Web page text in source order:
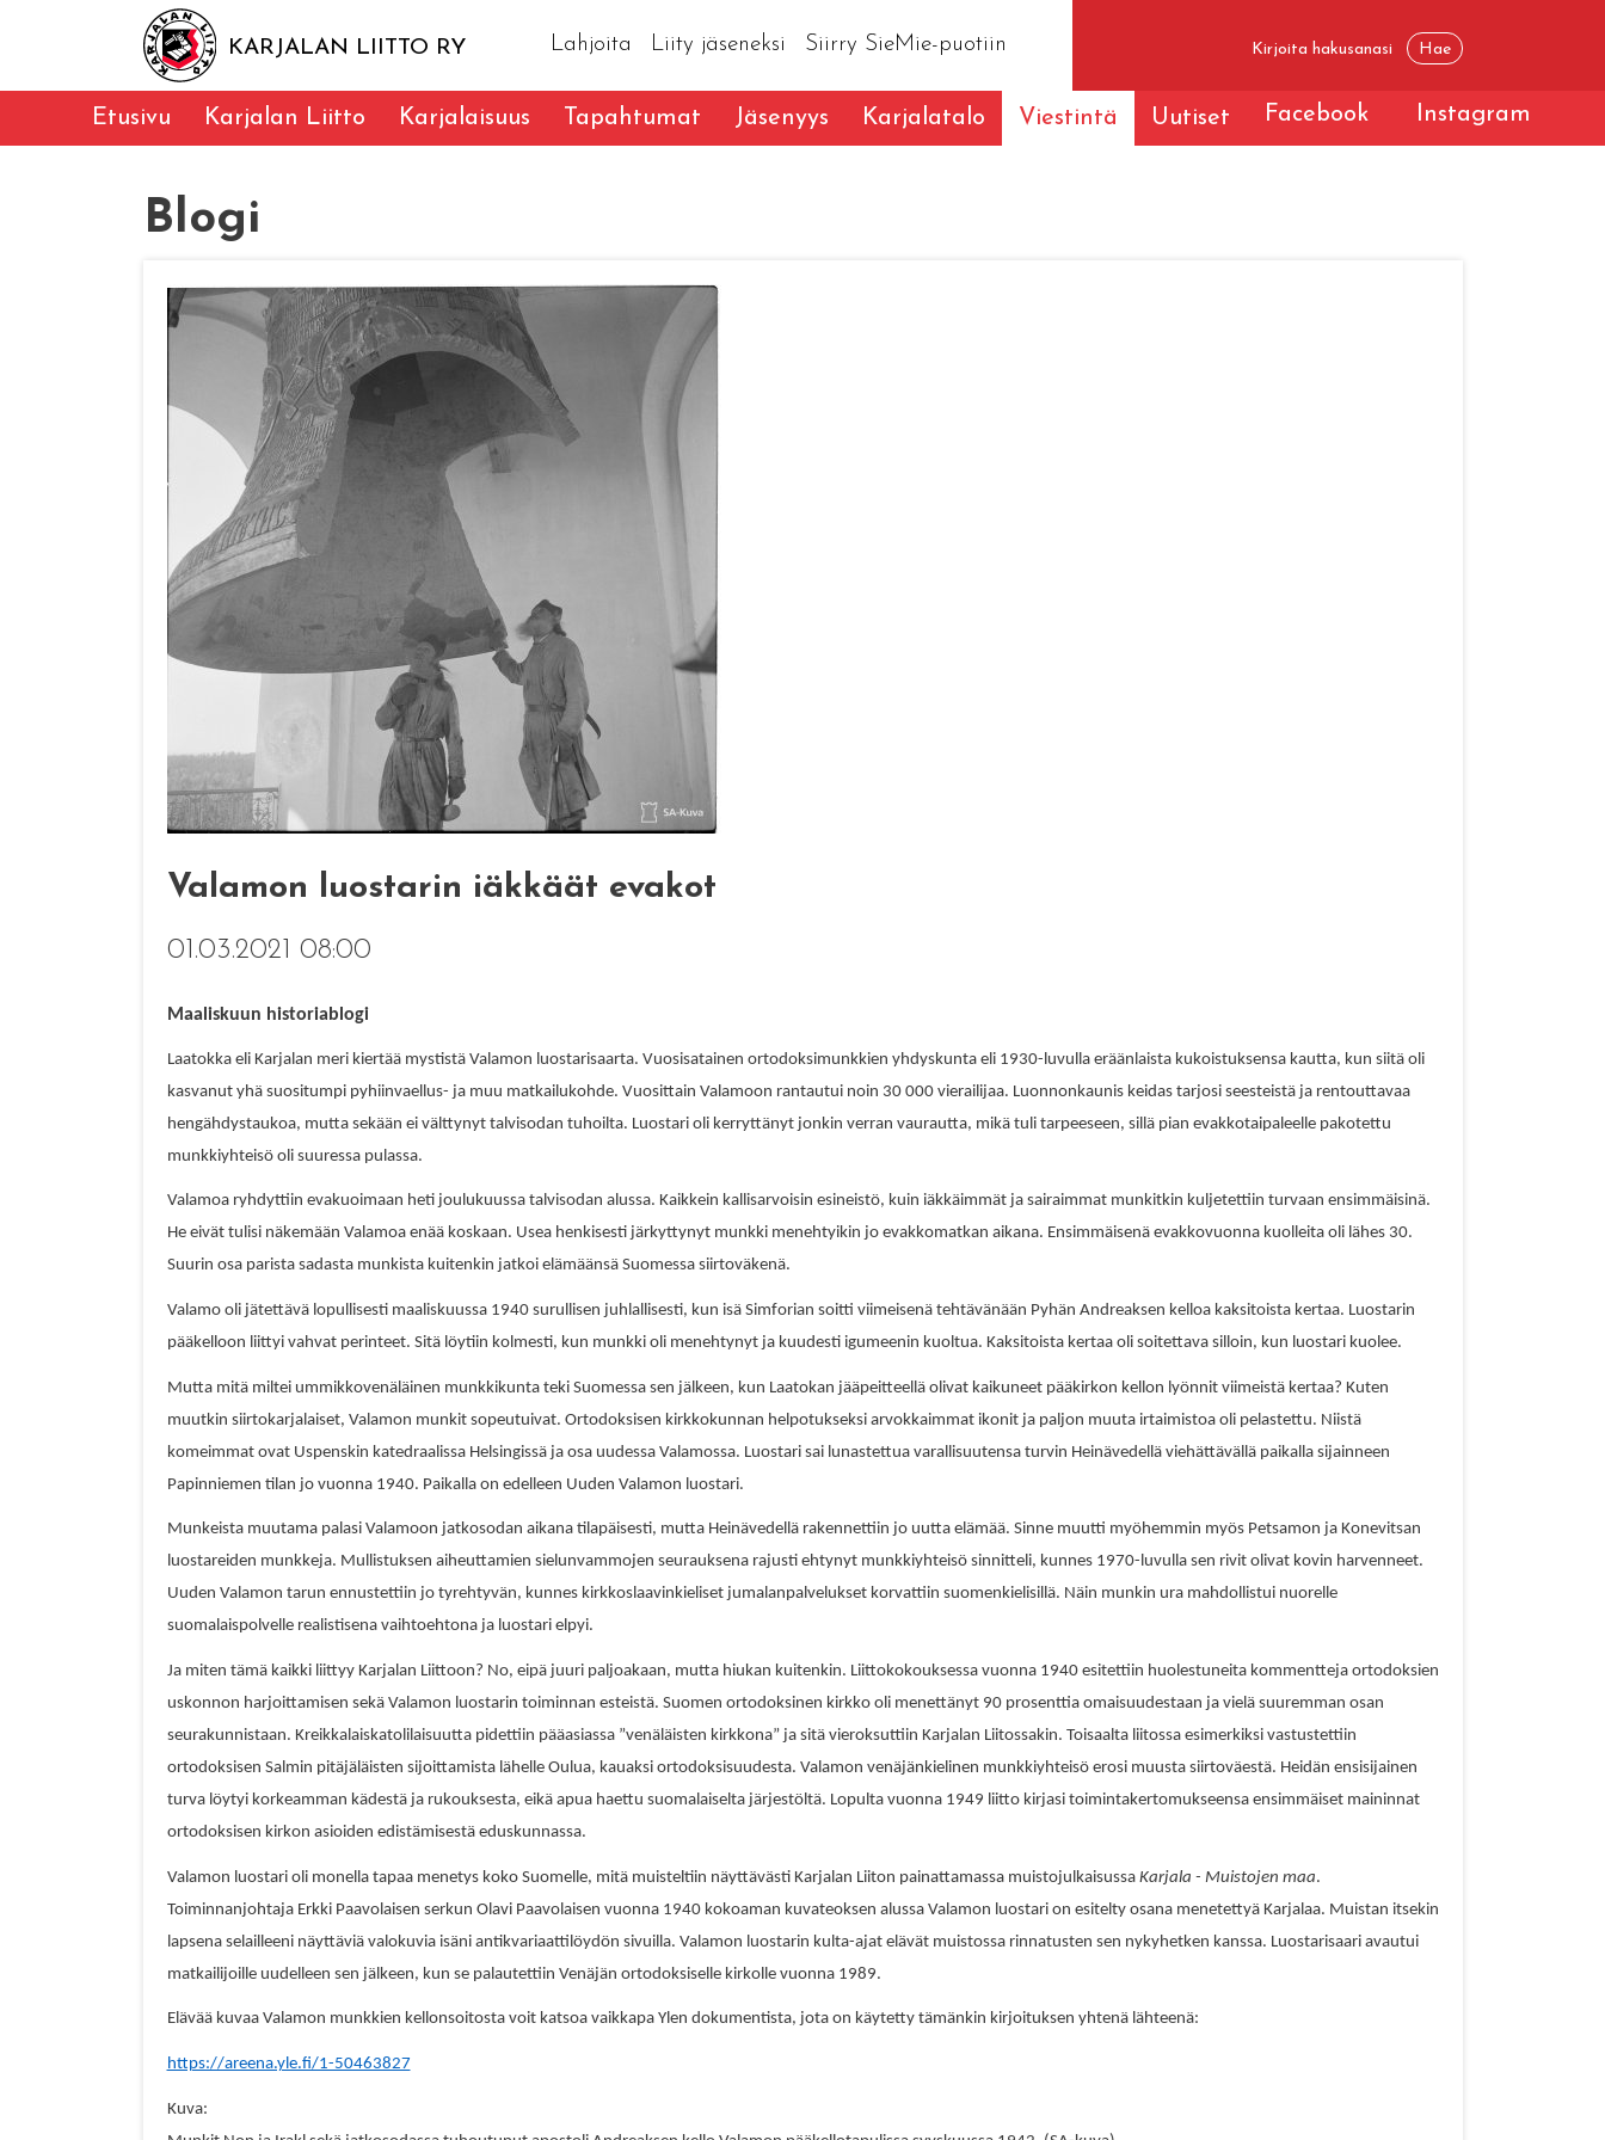
KARJALAN LIITTO RY Lahjoita Liity jäseneksi Siirry SieMie-puotiin
Etusivu Karjalan Liitto Karjalaisuus Tapahtumat Jäsenyys Karjalatalo Viestintä Uutiset Facebook Instagram
Blogi
Valamon luostarin iäkkäät evakot
01.03.2021 08:00
Maaliskuun historiablogi
Laatokka eli Karjalan meri kiertää mystistä Valamon luostarisaarta. Vuosisatainen ortodoksimunkkien yhdyskunta eli 1930-luvulla eräänlaista kukoistuksensa kautta, kun siitä oli
kasvanut yhä suositumpi pyhiinvaellus- ja muu matkailukohde. Vuosittain Valamoon rantautui noin 30 000 vierailijaa. Luonnonkaunis keidas tarjosi seesteistä ja rentouttavaa
hengähdystaukoa, mutta sekään ei välttynyt talvisodan tuhoilta. Luostari oli kerryttänyt jonkin verran vaurautta, mikä tuli tarpeeseen, sillä pian evakkotaipaleelle pakotettu
munkkiyhteisö oli suuressa pulassa.
Valamoa ryhdyttiin evakuoimaan heti joulukuussa talvisodan alussa. Kaikkein kallisarvoisin esineistö, kuin iäkkäimmät ja sairaimmat munkitkin kuljetettiin turvaan ensimmäisinä.
He eivät tulisi näkemään Valamoa enää koskaan. Usea henkisesti järkyttynyt munkki menehtyikin jo evakkomatkan aikana. Ensimmäisenä evakkovuonna kuolleita oli lähes 30.
Suurin osa parista sadasta munkista kuitenkin jatkoi elämäänsä Suomessa siirtoväkenä.
Valamo oli jätettävä lopullisesti maaliskuussa 1940 surullisen juhlallisesti, kun isä Simforian soitti viimeisenä tehtävänään Pyhän Andreaksen kelloa kaksitoista kertaa. Luostarin
pääkelloon liittyi vahvat perinteet. Sitä löytiin kolmesti, kun munkki oli menehtynyt ja kuudesti igumeenin kuoltua. Kaksitoista kertaa oli soitettava silloin, kun luostari kuolee.
Mutta mitä miltei ummikkovenäläinen munkkikunta teki Suomessa sen jälkeen, kun Laatokan jääpeitteellä olivat kaikuneet pääkirkon kellon lyönnit viimeistä kertaa? Kuten
muutkin siirtokarjalaiset, Valamon munkit sopeutuivat. Ortodoksisen kirkkokunnan helpotukseksi arvokkaimmat ikonit ja paljon muuta irtaimistoa oli pelastettu. Niistä
komeimmat ovat Uspenskin katedraalissa Helsingissä ja osa uudessa Valamossa. Luostari sai lunastettua varallisuutensa turvin Heinävedellä viehättävällä paikalla sijainneen
Papinniemen tilan jo vuonna 1940. Paikalla on edelleen Uuden Valamon luostari.
Munkeista muutama palasi Valamoon jatkosodan aikana tilapäisesti, mutta Heinävedellä rakennettiin jo uutta elämää. Sinne muutti myöhemmin myös Petsamon ja Konevitsan
luostareiden munkkeja. Mullistuksen aiheuttamien sielunvammojen seurauksena rajusti ehtynyt munkkiyhteisö sinnitteli, kunnes 1970-luvulla sen rivit olivat kovin harvenneet.
Uuden Valamon tarun ennustettiin jo tyrehtyvän, kunnes kirkkoslaavinkieliset jumalanpalvelukset korvattiin suomenkielisillä. Näin munkin ura mahdollistui nuorelle
suomalaispolvelle realistisena vaihtoehtona ja luostari elpyi.
Ja miten tämä kaikki liittyy Karjalan Liittoon? No, eipä juuri paljoakaan, mutta hiukan kuitenkin. Liittokokouksessa vuonna 1940 esitettiin huolestuneita kommentteja ortodoksien
uskonnon harjoittamisen sekä Valamon luostarin toiminnan esteistä. Suomen ortodoksinen kirkko oli menettänyt 90 prosenttia omaisuudestaan ja vielä suuremman osan
seurakunnistaan. Kreikkalaiskatolilaisuutta pidettiin pääasiassa ”venäläisten kirkkona” ja sitä vieroksuttiin Karjalan Liitossakin. Toisaalta liitossa esimerkiksi vastustettiin
ortodoksisen Salmin pitäjäläisten sijoittamista lähelle Oulua, kauaksi ortodoksisuudesta. Valamon venäjänkielinen munkkiyhteisö erosi muusta siirtoväestä. Heidän ensisijainen
turva löytyi korkeamman kädestä ja rukouksesta, eikä apua haettu suomalaiselta järjestöltä. Lopulta vuonna 1949 liitto kirjasi toimintakertomukseensa ensimmäiset maininnat
ortodoksisen kirkon asioiden edistämisestä eduskunnassa.
Valamon luostari oli monella tapaa menetys koko Suomelle, mitä muisteltiin näyttävästi Karjalan Liiton painattamassa muistojulkaisussa Karjala - Muistojen maa.
Toiminnanjohtaja Erkki Paavolaisen serkun Olavi Paavolaisen vuonna 1940 kokoaman kuvateoksen alussa Valamon luostari on esitelty osana menetettyä Karjalaa. Muistan itsekin
lapsena selailleeni näyttäviä valokuvia isäni antikvariaattilöydön sivuilla. Valamon luostarin kulta-ajat elävät muistossa rinnatusten sen nykyhetken kanssa. Luostarisaari avautui
matkailijoille uudelleen sen jälkeen, kun se palautettiin Venäjän ortodoksiselle kirkolle vuonna 1989.
Elävää kuvaa Valamon munkkien kellonsoitosta voit katsoa vaikkapa Ylen dokumentista, jota on käytetty tämänkin kirjoituksen yhtenä lähteenä:
https://areena.yle.fi/1-50463827
Kuva: